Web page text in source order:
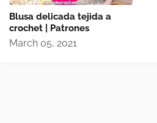
Blusa delicada tejida a
crochet | Patrones
March 05, 2021